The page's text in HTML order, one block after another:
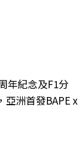
年紀念及F1分
洲首發BAPE x